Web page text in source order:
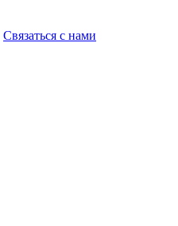
Связаться с нами